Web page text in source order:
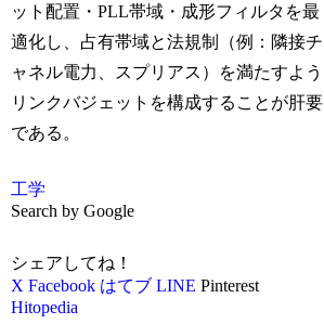
ット配置・PLL帯域・成形フィルタを最
適化し、占有帯域と法規制（例：隣接チ
ャネル電力、スプリアス）を満たすよう
リンクバジェットを構成することが肝要
である。
工学
Search by Google
シェアしてね！
X Facebook はてブ LINE Pinterest
Hitopedia